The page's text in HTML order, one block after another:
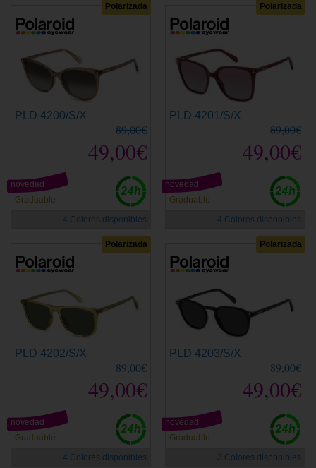
Polarizada
PLD 4200/S/X
89,00€
49,00€
Graduable
novedad
4 Colores disponibles
Polarizada
PLD 4201/S/X
89,00€
49,00€
Graduable
novedad
4 Colores disponibles
Polarizada
PLD 4202/S/X
89,00€
49,00€
Graduable
novedad
4 Colores disponibles
Polarizada
PLD 4203/S/X
89,00€
49,00€
Graduable
novedad
3 Colores disponibles